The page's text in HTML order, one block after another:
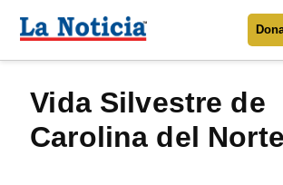
Para mantenerte informado
contenido
Noticia
Vida Silvestre de
Carolina del Norte